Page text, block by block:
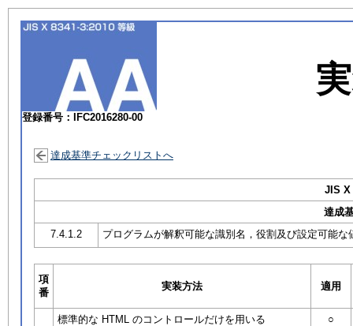
登録番号：IFC2016280-00
達成基準チェックリストへ
JIS X
達成
7.4.1.2
プログラムが解釈可能な識別名，役割及び設定可能な
項
番
実装方法 適用
標準的な HTML のコントロールだけを用いる ○